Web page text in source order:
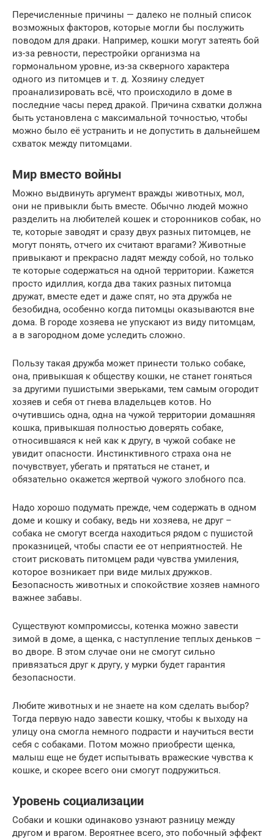
Перечисленные причины — далеко не полный список
возможных факторов, которые могли бы послужить
поводом для драки. Например, кошки могут затеять бой
из-за ревности, перестройки организма на
гормональном уровне, из-за скверного характера
одного из питомцев и т. д. Хозяину следует
проанализировать всё, что происходило в доме в
последние часы перед дракой. Причина схватки должна
быть установлена с максимальной точностью, чтобы
можно было её устранить и не допустить в дальнейшем
схваток между питомцами.
Мир вместо войны
Можно выдвинуть аргумент вражды животных, мол,
они не привыкли быть вместе. Обычно людей можно
разделить на любителей кошек и сторонников собак, но
те, которые заводят и сразу двух разных питомцев, не
могут понять, отчего их считают врагами? Животные
привыкают и прекрасно ладят между собой, но только
те которые содержаться на одной территории. Кажется
просто идиллия, когда два таких разных питомца
дружат, вместе едет и даже спят, но эта дружба не
безобидна, особенно когда питомцы оказываются вне
дома. В городе хозяева не упускают из виду питомцам,
а в загородном доме уследить сложно.
Пользу такая дружба может принести только собаке,
она, привыкшая к обществу кошки, не станет гоняться
за другими пушистыми зверьками, тем самым огородит
хозяев и себя от гнева владельцев котов. Но
очутившись одна, одна на чужой территории домашняя
кошка, привыкшая полностью доверять собаке,
относившаяся к ней как к другу, в чужой собаке не
увидит опасности. Инстинктивного страха она не
почувствует, убегать и прятаться не станет, и
обязательно окажется жертвой чужого злобного пса.
Надо хорошо подумать прежде, чем содержать в одном
доме и кошку и собаку, ведь ни хозяева, не друг –
собака не смогут всегда находиться рядом с пушистой
проказницей, чтобы спасти ее от неприятностей. Не
стоит рисковать питомцем ради чувства умиления,
которое возникает при виде милых дружков.
Безопасность животных и спокойствие хозяев намного
важнее забавы.
Существуют компромиссы, котенка можно завести
зимой в доме, а щенка, с наступление теплых деньков –
во дворе. В этом случае они не смогут сильно
привязаться друг к другу, у мурки будет гарантия
безопасности.
Любите животных и не знаете на ком сделать выбор?
Тогда первую надо завести кошку, чтобы к выходу на
улицу она смогла немного подрасти и научиться вести
себя с собаками. Потом можно приобрести щенка,
малыш еще не будет испытывать вражеские чувства к
кошке, и скорее всего они смогут подружиться.
Уровень социализации
Собаки и кошки одинаково узнают разницу между
другом и врагом. Вероятнее всего, это побочный эффект